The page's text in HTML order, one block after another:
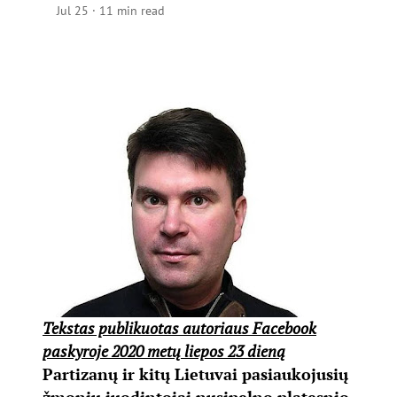
Jul 25 · 11 min read
Tekstas publikuotas autoriaus Facebook
paskyroje 2020 metų liepos 23 dieną
Partizanų ir kitų Lietuvai pasiaukojusių